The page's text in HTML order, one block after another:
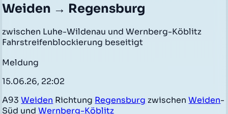
Weiden → Regensburg
zwischen Luhe-Wildenau und Wernberg-Köblitz
Fahrstreifenblockierung beseitigt
Meldung
15.06.26, 22:02
A93Weiden Richtung Regensburg zwischenWeiden-
Süd undWernberg-Köblitz